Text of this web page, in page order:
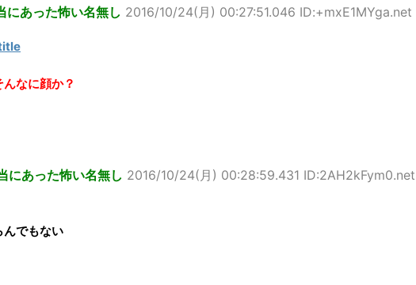
にあった怖い名無し 2016/10/24(月) 00:27:51.046 ID:+mxE1MYga.net
んなに顔か？
にあった怖い名無し 2016/10/24(月) 00:28:59.431 ID:2AH2kFym0.net
んでもない